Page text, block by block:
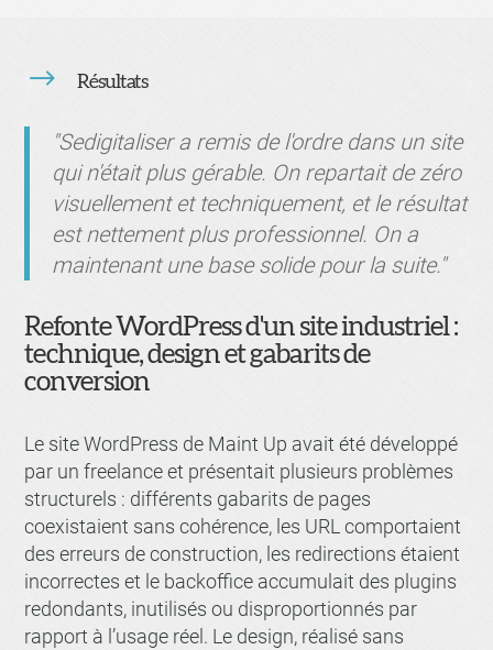
$ Résultats
"Sedigitaliser a remis de l'ordre dans un site
qui n'était plus gérable. On repartait de zéro
visuellement et techniquement, et le résultat
est nettement plus professionnel. On a
maintenant une base solide pour la suite."
Refonte WordPress d'un site industriel :
technique, design et gabarits de
conversion
Le site WordPress de Maint Up avait été développé
par un freelance et présentait plusieurs problèmes
structurels : différents gabarits de pages
coexistaient sans cohérence, les URL comportaient
des erreurs de construction, les redirections étaient
incorrectes et le backoffice accumulait des plugins
redondants, inutilisés ou disproportionnés par
rapport à l’usage réel. Le design, réalisé sans